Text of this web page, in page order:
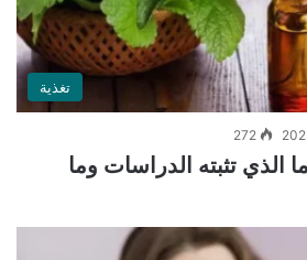
تغذية
272
الذي تثبته الدراسات وما